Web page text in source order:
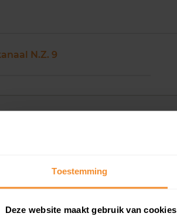
Toestemming
Deze website maakt gebruik van cookies
N.Z. 9